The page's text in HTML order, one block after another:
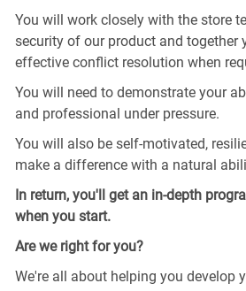
You will work closely with the store
security of our product and together
effective conflict resolution when
You will need to demonstrate your
and professional under pressure.
You will also be self-motivated,
make a difference with a natural
In return, you'll get an in-depth
when you start.
Are we right for you?
We're all about helping you develop